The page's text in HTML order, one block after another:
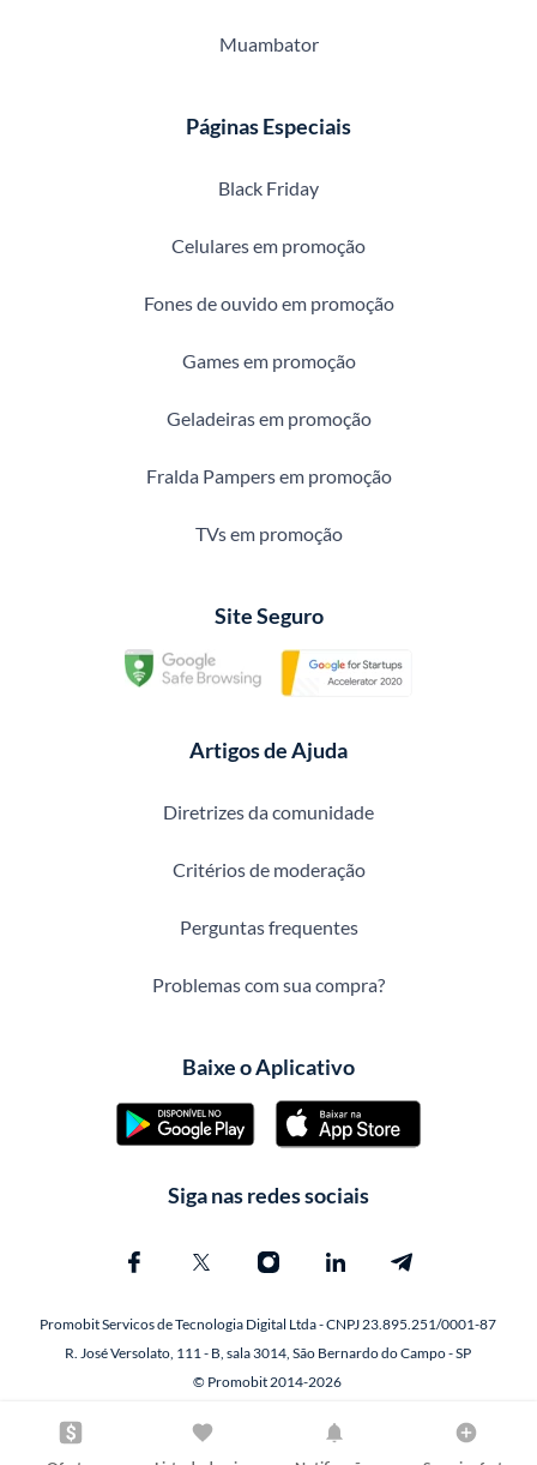
Muambator
Páginas Especiais
Black Friday
Celulares em promoção
Fones de ouvido em promoção
Games em promoção
Geladeiras em promoção
Fralda Pampers em promoção
TVs em promoção
Site Seguro
Artigos de Ajuda
Diretrizes da comunidade
Critérios de moderação
Perguntas frequentes
Problemas com sua compra?
Baixe o Aplicativo
Siga nas redes sociais
Promobit Servicos de Tecnologia Digital Ltda - CNPJ 23.895.251/0001-87
R. José Versolato, 111 - B, sala 3014, São Bernardo do Campo - SP
© Promobit 2014-2026